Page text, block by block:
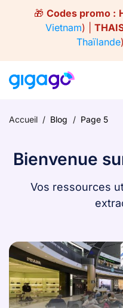
🎁 Codes promo :
Vietnam) |
Thaïlande
Accueil / Blog / Page 5
Bienvenue
Vos ressources